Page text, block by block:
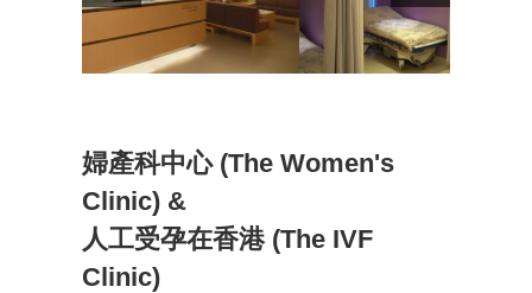
婦產科中心 (The Women's
Clinic) &
人工受孕在香港 (The IVF
Clinic)